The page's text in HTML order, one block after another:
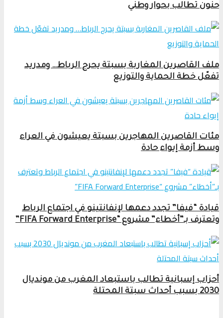
حنون تطالب بحوار وطني
ملف القاصرين المغاربة بسبتة يحرج الرباط… ومدريد
تفعّل خطة الحماية والتوزيع
مئات القاصرين المهاجرين بسبتة يعيشون في العراء
وسط أزمة إيواء حادة
قيادة “فيفا” تجدد دعمها لإنفانتينو في اجتماع الرباط
وتعترف بـ”أخطاء” مشروع “FIFA Forward Enterprise”
أحزاب إسبانية تطالب باستبعاد المغرب من مونديال
2030 بسبب أحداث سبتة المحتلة